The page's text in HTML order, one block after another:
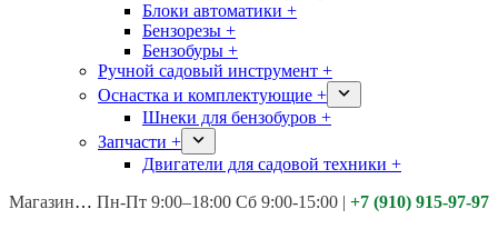
Блоки автоматики +
Бензорезы +
Бензобуры +
Ручной садовый инструмент +
Оснастка и комплектующие +
Шнеки для бензобуров +
Запчасти +
Двигатели для садовой техники +
Магазины: Калуга ул. Московская д.113
Пн-Пт 9:00–18:00 Сб 9:00-15:00 | +7 (910) 915-97-97